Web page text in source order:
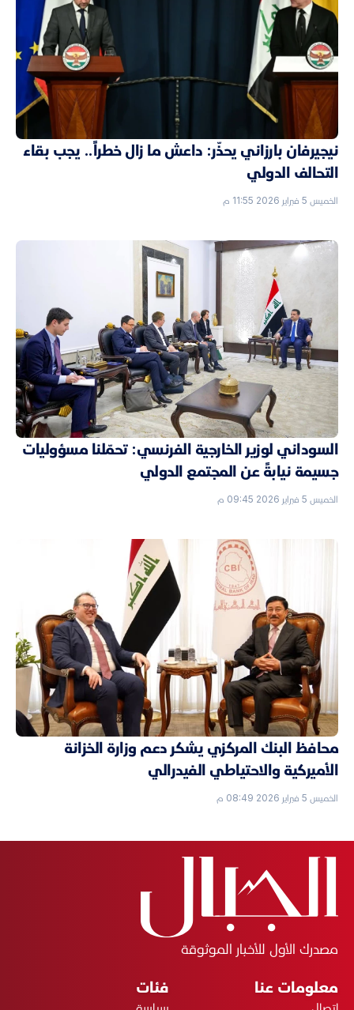
نيجيرفان بارزاني يحذّر: داعش ما زال خطراً.. يجب بقاء
التحالف الدولي
الخميس 5 فبراير 2026 11:55 م
السوداني لوزير الخارجية الفرنسي: تحمّلنا مسؤوليات
جسيمة نيابةً عن المجتمع الدولي
الخميس 5 فبراير 2026 09:45 م
محافظ البنك المركزي يشكر دعم وزارة الخزانة
الأميركية والاحتياطي الفيدرالي
الخميس 5 فبراير 2026 08:49 م
مصدرك الأول للأخبار الموثوقة
معلومات عنا فئات